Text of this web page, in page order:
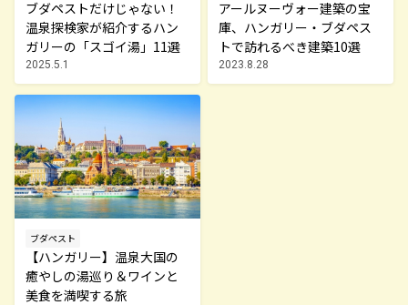
ブダペストだけじゃない！
温泉探検家が紹介するハン
ガリーの「スゴイ湯」11選
2025.5.1
アールヌーヴォー建築の宝
庫、ハンガリー・ブダペス
トで訪れるべき建築10選
2023.8.28
ブダペスト
【ハンガリー】温泉大国の
癒やしの湯巡り＆ワインと
美食を満喫する旅